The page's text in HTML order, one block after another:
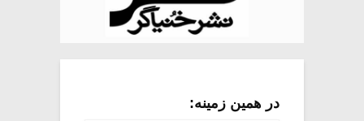
در همین زمینه: